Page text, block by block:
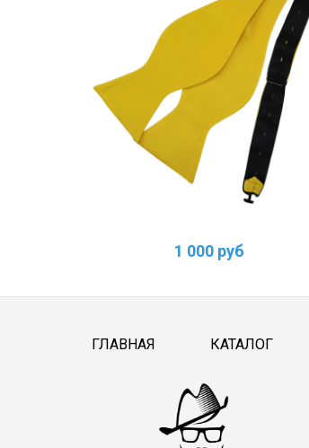
1 000 руб
ГЛАВНАЯ КАТАЛОГ